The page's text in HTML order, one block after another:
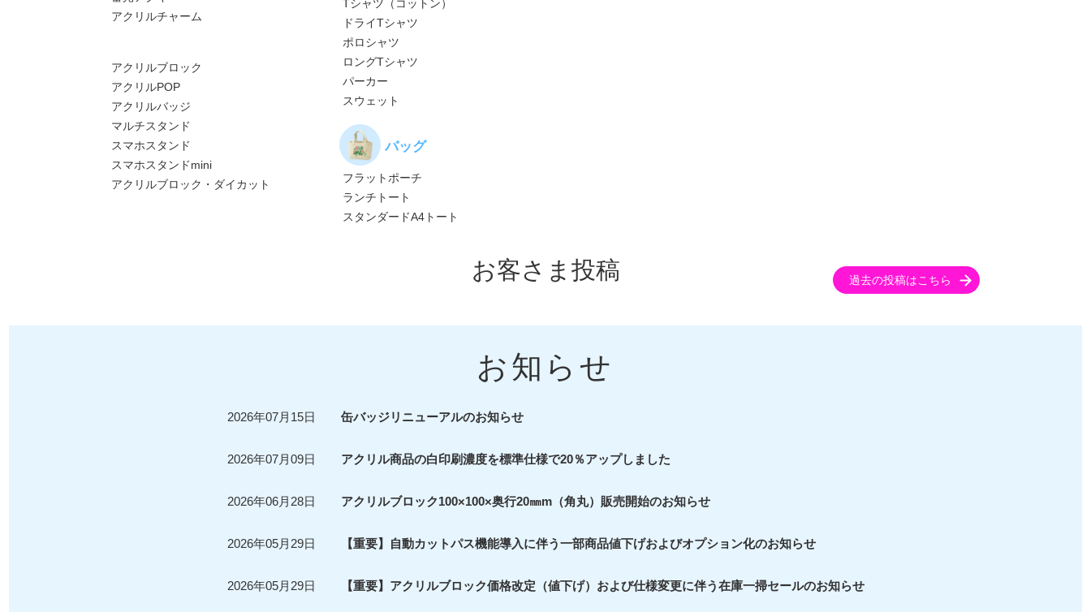
アクリルチャーム
アクリルブロック
アクリルPOP
アクリルバッジ
マルチスタンド
スマホスタンド
スマホスタンドmini
アクリルブロック・ダイカット
Tシャツ（コットン）
ドライTシャツ
ポロシャツ
ロングTシャツ
パーカー
スウェット
バッグ
フラットポーチ
ランチトート
スタンダードA4トート
お客さま投稿 過去の投稿はこちら
お知らせ
2026年07月15日 缶バッジリニューアルのお知らせ
2026年07月09日 アクリル商品の白印刷濃度を標準仕様で20％アップしました
2026年06月28日 アクリルブロック100×100×奥行20㎜m（角丸）販売開始のお知らせ
2026年05月29日 【重要】自動カットパス機能導入に伴う一部商品値下げおよびオプション化のお知らせ
2026年05月29日 【重要】アクリルブロック価格改定（値下げ）および仕様変更に伴う在庫一掃セールのお知らせ